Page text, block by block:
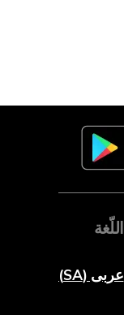
اللّغة
عربى (SA)